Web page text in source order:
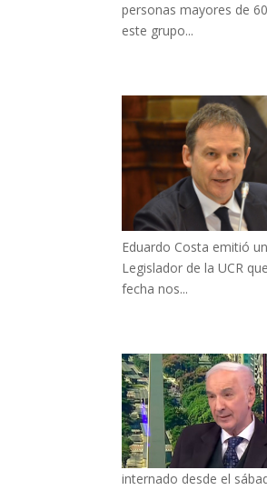
personas mayores de
este grupo...
Eduardo Costa emitió
Legislador de la UCR
fecha nos...
internado desde el